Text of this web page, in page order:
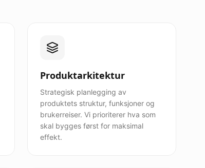
Produktarkitektur
Strategisk planlegging av
produktets struktur, funksjoner og
brukerreiser. Vi prioriterer hva som
skal bygges først for maksimal
effekt.